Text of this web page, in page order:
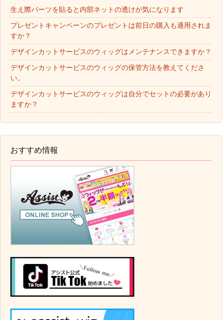
生え際パーツを貼ると内部ネットの透けが気になります
プレゼントキャンペーンのプレゼントは前日の購入も適用されま
すか？
デザインカットサービスのウィッグはメンテナンスできますか？
デザインカットサービスのウィッグの保管方法を教えてくださ
い。
デザインカットサービスのウィッグは自分でセットの必要があり
ますか？
おすすめ情報